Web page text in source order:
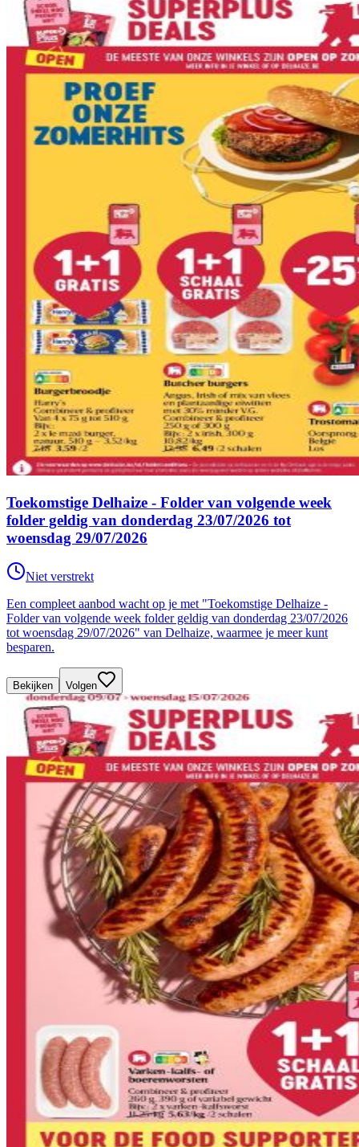
Toekomstige Delhaize - Folder van volgende week
folder geldig van donderdag 23/07/2026 tot
woensdag 29/07/2026
Niet verstrekt
Een compleet aanbod wacht op je met "Toekomstige Delhaize -
Folder van volgende week folder geldig van donderdag 23/07/2026
tot woensdag 29/07/2026" van Delhaize, waarmee je meer kunt
besparen.
Bekijken Volgen